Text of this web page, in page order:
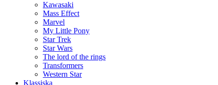
Kawasaki
Mass Effect
Marvel
My Little Pony
Star Trek
Star Wars
The lord of the rings
Transformers
Western Star
Klassiska